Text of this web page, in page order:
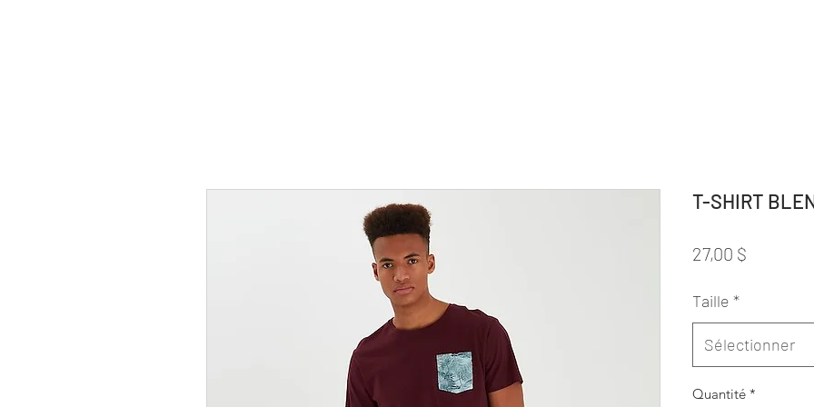
T-SHIRT
27,00 $
Taille *
Sélectionner
Quantité *